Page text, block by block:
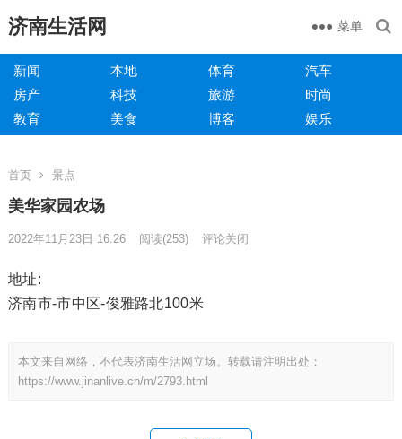
济南生活网 菜单
新闻 本地 体育
汽车
房产
科技 旅游
时尚
教育
美食 博客 娱乐
首页 景点
美华家园农场
2022年11月23日 16:26 阅读(253) 评论关闭
地址:
济南市-市中区-俊雅路北100米
本文来自网络，不代表济南生活网立场。转载请注明出处：
https://www.jinanlive.cn/m/2793.html